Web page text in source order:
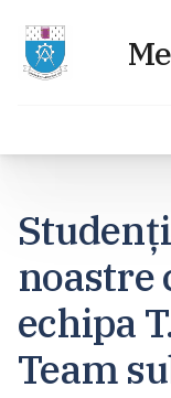
conținut
noastre
echipa
Team